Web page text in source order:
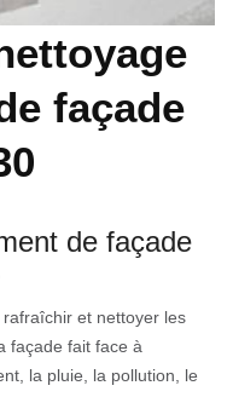
façade
de façade
et nettoyer les
façade fait face à
la pluie, la pollution, le